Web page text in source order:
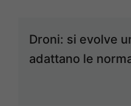
Droni: si evolve
adattano le